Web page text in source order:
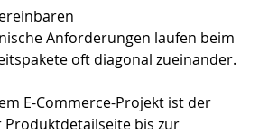
Anforderungen laufen beim
oft diagonal zueinander.
E-Commerce-Projekt ist der
Produktdetailseite bis zur